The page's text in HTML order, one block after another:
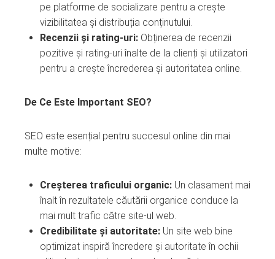
pe platforme de socializare pentru a crește
vizibilitatea și distribuția conținutului.
Recenzii și rating-uri: Obținerea de recenzii
pozitive și rating-uri înalte de la clienți și utilizatori
pentru a crește încrederea și autoritatea online.
De Ce Este Important SEO?
SEO este esențial pentru succesul online din mai
multe motive:
Creșterea traficului organic: Un clasament mai
înalt în rezultatele căutării organice conduce la
mai mult trafic către site-ul web.
Credibilitate și autoritate: Un site web bine
optimizat inspiră încredere și autoritate în ochii